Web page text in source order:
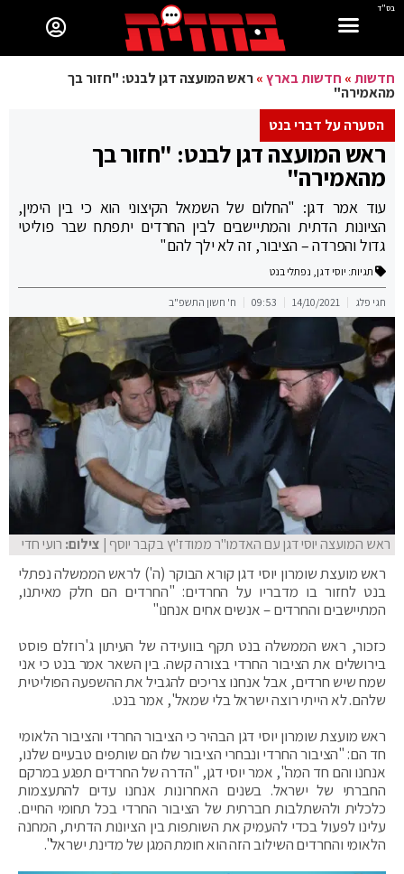
בס"ד
חדשות» חדשות בארץ»ראש המועצה דגן לבנט: "חזור בך
מהאמירה"
הסערה על דברי בנט
ראש המועצה דגן לבנט: "חזור בך
מהאמירה"
עוד אמר דגן: "החלום של השמאל הקיצוני הוא כי בין הימין,
הציונות הדתית והמתיישבים לבין החרדים יתפתח שבר פוליטי
גדול והפרדה – הציבור, זה לא ילך להם"
תגיות: יוסי דגן, נפתלי בנט
חגי פלג 14/10/2021
09:53 ח' חשון התשפ"ב
ראש המועצה יוסי דגן עם האדמו"ר ממודז'יץ בקבר יוסף | צילום: רועי חדי
ראש מועצת שומרון יוסי דגן קורא הבוקר (ה') לראש הממשלה נפתלי
בנט לחזור בו מדבריו על החרדים: "החרדים הם חלק מאיתנו,
המתיישבים והחרדים – אנשים אחים אנחנו"
כזכור, ראש הממשלה בנט תקף בוועידה של העיתון ג'רוזלם פוסט
בירושלים את הציבור החרדי בצורה קשה. בין השאר אמר בנט כי אני
שמח שיש חרדים, אבל אנחנו צריכים להגביל את ההשפעה הפוליטית
שלהם. לא הייתי רוצה ישראל בלי שמאל", אמר בנט.
ראש מועצת שומרון יוסי דגן הבהיר כי הציבור החרדי והציבור הלאומי
חד הם: "הציבור החרדי ונבחרי הציבור שלו הם שותפים טבעיים שלנו,
אנחנו והם חד המה", אמר יוסי דגן, "הדרה של החרדים תפגע במרקם
החברתי של ישראל. בשנים האחרונות אנחנו עדים להתעצמות
כלכלית ולהשתלבות חברתית של הציבור החרדי בכל תחומי החיים.
עלינו לפעול בכדי להעמיק את השותפות בין הציונות הדתית, המחנה
הלאומי והחרדים השילוב הזה הוא חומת המגן של מדינת ישראל".